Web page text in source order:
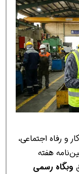
و رفاه اجتماعی،
هفته
وبگاه رسمی